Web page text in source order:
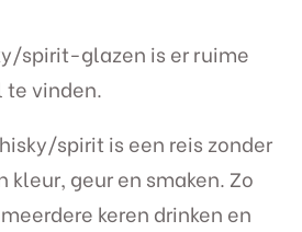
spirit-glazen is er ruime
te vinden.
spirit is een reis zonder
kleur, geur en smaken. Zo
keren drinken en